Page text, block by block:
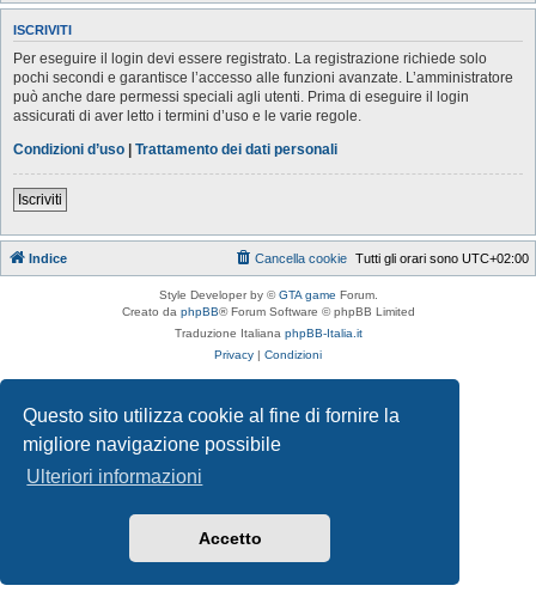
Questo sito utilizza cookie al fine di fornire la
migliore navigazione possibile
Ulteriori informazioni
Accetto
ISCRIVITI
Per eseguire il login devi essere registrato. La registrazione richiede solo
pochi secondi e garantisce l’accesso alle funzioni avanzate. L’amministratore
può anche dare permessi speciali agli utenti. Prima di eseguire il login
assicurati di aver letto i termini d’uso e le varie regole.
Condizioni d’uso | Trattamento dei dati personali
Iscriviti
Indice Tutti gli orari sono UTC+02:00
Cancella cookie
Style Developer by ©GTA game Forum.
Creato da phpBB® Forum Software © phpBB Limited
Traduzione Italiana phpBB-Italia.it
Privacy | Condizioni